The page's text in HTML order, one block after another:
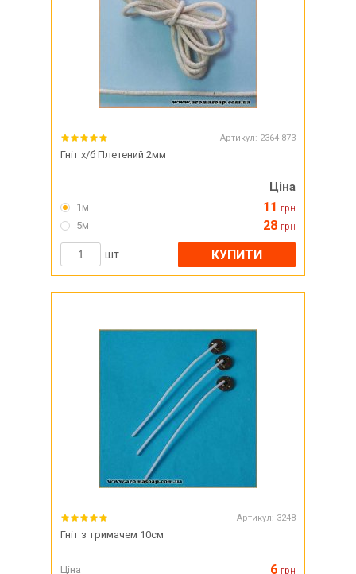
Артикул: 2364-873
Гніт х/б Плетений 2мм
Ціна
1м 11 грн
5м 28 грн
шт КУПИТИ
Артикул: 3248
Гніт з тримачем 10см
Ціна 6 грн